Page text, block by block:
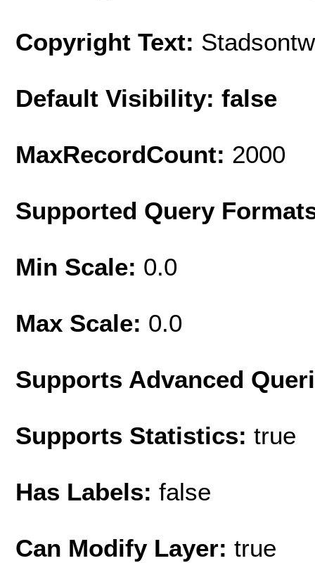
Copyright Text:
Default Visibility: false
MaxRecordCount: 2000
Supported Query
Min Scale: 0.0
Max Scale: 0.0
Supports Advanced
Supports Statistics: true
Has Labels: false
Can Modify Layer: true